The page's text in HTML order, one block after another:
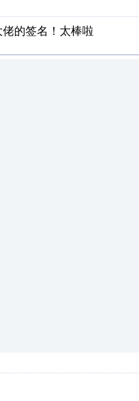
的签名！太棒啦